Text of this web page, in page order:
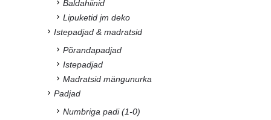
Baldahiinid
Lipuketid jm deko
Istepadjad & madratsid
Põrandapadjad
Istepadjad
Madratsid mängunurka
Padjad
Numbriga padi (1-0)